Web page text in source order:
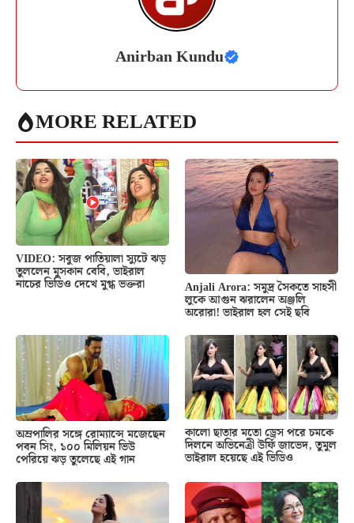
Anirban Kundu
MORE RELATED
VIDEO: সবুজ পাতিয়ালা স্যুটে ঝড়
তুললেন মুসকান বেবি, ভাইরাল
নাচের ভিডিও দেখে মুগ্ধ ভক্তরা Anjali Arora: সমুদ্র সৈকতে সাহসী
লুকে আগুন ঝরালেন অঞ্জলি
অরোরা! ভাইরাল হল সেই ছবি
অম্রপালির সঙ্গে রোম্যান্সে মজেছেন
পবন সিং, ১০০ মিলিয়ন ভিউ
পেরিয়ে ঝড় তুলেছে এই গান
কালো ছাতার মতো ড্রেস পরে চমকে
দিলনে অভিনেত্রী উর্ফি জাভেদ, তুমুল
ভাইরাল হয়েছে এই ভিডিও